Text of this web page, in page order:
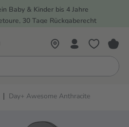
springen
Baby & Kinder bis 4 Jahre
30 Tage Rückgaberecht
| Day+ Awesome Anthracite